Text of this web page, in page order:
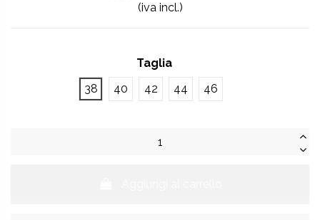
(iva incl.)
Taglia
38
40 42 44 46